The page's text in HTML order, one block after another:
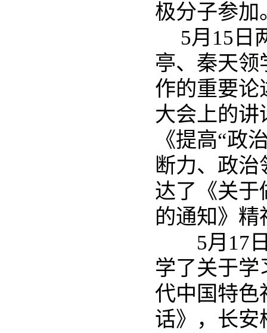
极分子参加
5月15日
亭、秦天领
作的重要论
大会上的讲
《提高“政
断力、政
达了《关于
的通知》精
5月17
学了关于学
代中国特色
话》，长安